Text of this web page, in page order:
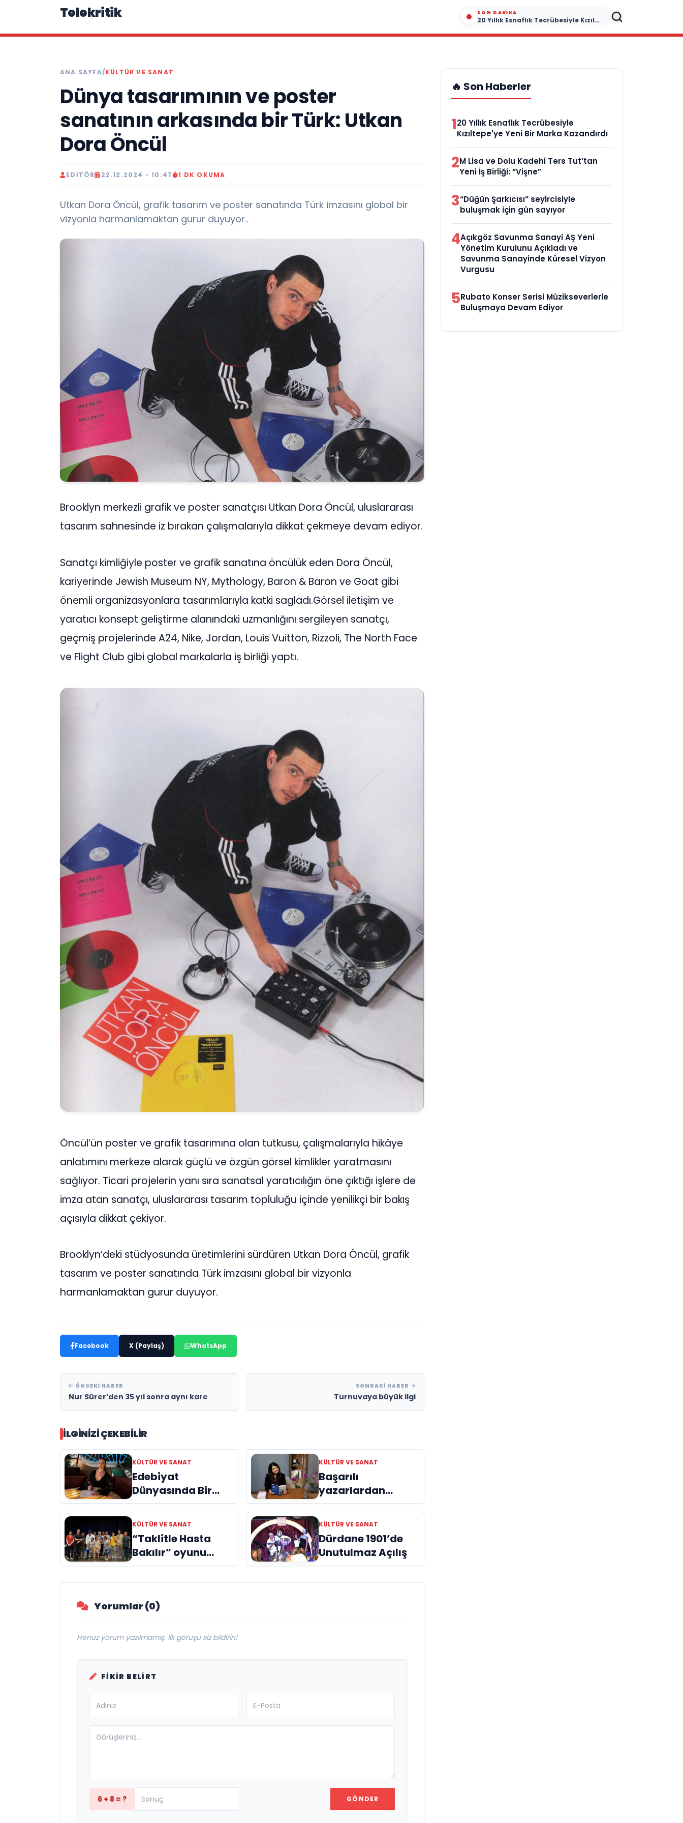
Telekritik SON DAKIKA
20 Yıllık Esnaflık Tecrübesiyle Kızıltepe'ye Yeni Bir Marka Kazandırdı
ANA SAYFA/KÜLTÜR VE SANAT
Dünya tasarımının ve poster
sanatının arkasında bir Türk: Utkan
Dora Öncül
EDITÖR 22.12.2024 - 10:47 1 DK OKUMA
Utkan Dora Öncül, grafik tasarım ve poster sanatında Türk imzasını global bir
vizyonla harmanlamaktan gurur duyuyor..
Brooklyn merkezli grafik ve poster sanatçısı Utkan Dora Öncül, uluslararası
tasarım sahnesinde iz bırakan çalışmalarıyla dikkat çekmeye devam ediyor.
Sanatçı kimliğiyle poster ve grafik sanatına öncülük eden Dora Öncül,
kariyerinde Jewish Museum NY, Mythology, Baron & Baron ve Goat gibi
önemli organizasyonlara tasarımlarıyla katki sagladı.Görsel iletişim ve
yaratıcı konsept geliştirme alanındaki uzmanlığını sergileyen sanatçı,
geçmiş projelerinde A24, Nike, Jordan, Louis Vuitton, Rizzoli, The North Face
ve Flight Club gibi global markalarla iş birliği yaptı.
Öncül’ün poster ve grafik tasarımına olan tutkusu, çalışmalarıyla hikâye
anlatımını merkeze alarak güçlü ve özgün görsel kimlikler yaratmasını
sağlıyor. Ticari projelerin yanı sıra sanatsal yaratıcılığın öne çıktığı işlere de
imza atan sanatçı, uluslararası tasarım topluluğu içinde yenilikçi bir bakış
açısıyla dikkat çekiyor.
Brooklyn’deki stüdyosunda üretimlerini sürdüren Utkan Dora Öncül, grafik
tasarım ve poster sanatında Türk imzasını global bir vizyonla
harmanlamaktan gurur duyuyor.
Facebook X (Paylaş) WhatsApp
ÖNCEKI HABER
Nur Sürer’den 35 yıl sonra aynı kare
SONRAKI HABER
Turnuvaya büyük ilgi
İLGINIZI ÇEKEBILIR
KÜLTÜR VE SANAT
Edebiyat
Dünyasında Bir
Genç Deha
Doğuyor: Dilruba
Engin ve Zift Karası
Evreni ‘AVENOİR’
KÜLTÜR VE SANAT
Başarılı
yazarlardan
Azime Savaş’tan
başucu kitabı
“Emanet”
raflardaki yerini
aldı
KÜLTÜR VE SANAT
“Taklitle Hasta
Bakılır” oyunu
engelleri sanatla
aştı
KÜLTÜR VE SANAT
Dürdane 1901’de
Unutulmaz Açılış
Yorumlar (0)
Henüz yorum yazılmamış. İlk görüşü siz bildirin!
FIKIR BELIRT
6 + 8 = ? GÖNDER
🔥 Son Haberler
120 Yıllık Esnaflık Tecrübesiyle
Kızıltepe'ye Yeni Bir Marka Kazandırdı
2M Lisa ve Dolu Kadehi Ters Tut’tan
Yeni İş Birliği: “Vişne”
3“Düğün Şarkıcısı” seyircisiyle
buluşmak için gün sayıyor
4Açıkgöz Savunma Sanayi AŞ Yeni
Yönetim Kurulunu Açıkladı ve
Savunma Sanayinde Küresel Vizyon
Vurgusu
5Rubato Konser Serisi Müzikseverlerle
Buluşmaya Devam Ediyor